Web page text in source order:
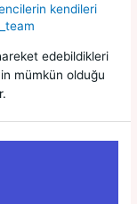
kendileri
edebildikleri
mümkün olduğu